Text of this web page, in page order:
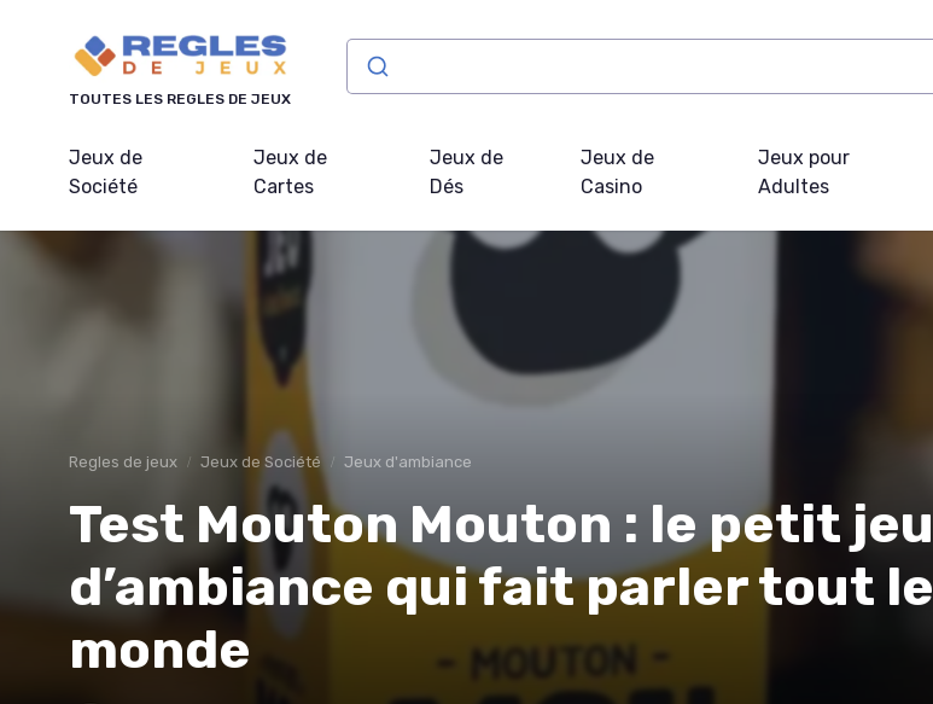
TOUTES LES REGLES DE JEUX
Jeux de
Société
Jeux de
Cartes
Jeux de
Dés
Jeux de
Casino
Jeux pour
Adultes
Regles de jeux Jeux de Société Jeux d'ambiance
Test Mouton Mouton : le petit jeu
d’ambiance qui fait parler tout le
monde